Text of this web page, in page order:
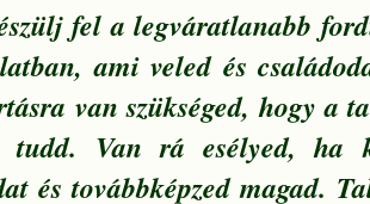
fel a legváratlanabb
ami veled és
van szükséged, hogy a
tudd. Van rá esélyed, ha
és továbbképzed magad.